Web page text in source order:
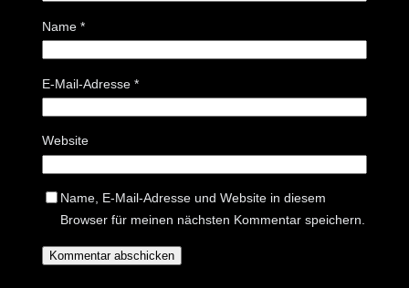
Name *
E-Mail-Adresse *
Website
Name, E-Mail-Adresse und Website in diesem
Browser für meinen nächsten Kommentar speichern.